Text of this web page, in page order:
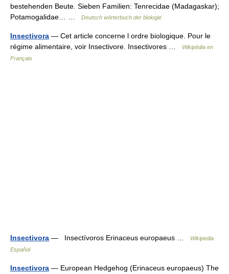
bestehenden Beute. Sieben Familien: Tenrecidae (Madagaskar);
Potamogalidae… …
Deutsch wörterbuch der biologie
Insectivora — Cet article concerne l ordre biologique. Pour le
régime alimentaire, voir Insectivore. Insectivores …
Wikipédia en
Français
Insectivora — Insectívoros Erinaceus europaeus …
Wikipedia
Español
Insectivora — European Hedgehog (Erinaceus europaeus) The